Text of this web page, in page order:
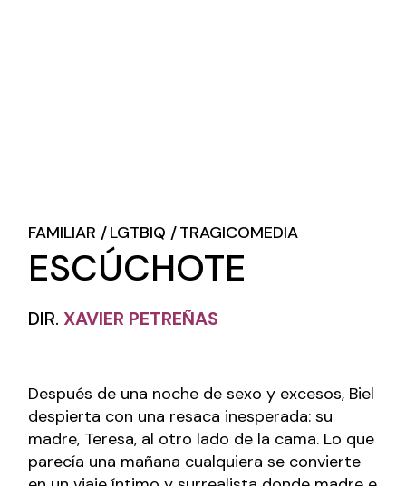
FAMILIAR LGTBIQ TRAGICOMEDIA
ESCÚCHOTE
DIR.XAVIER PETREÑAS
Después de una noche de sexo y excesos, Biel
despierta con una resaca inesperada: su
madre, Teresa, al otro lado de la cama. Lo que
parecía una mañana cualquiera se convierte